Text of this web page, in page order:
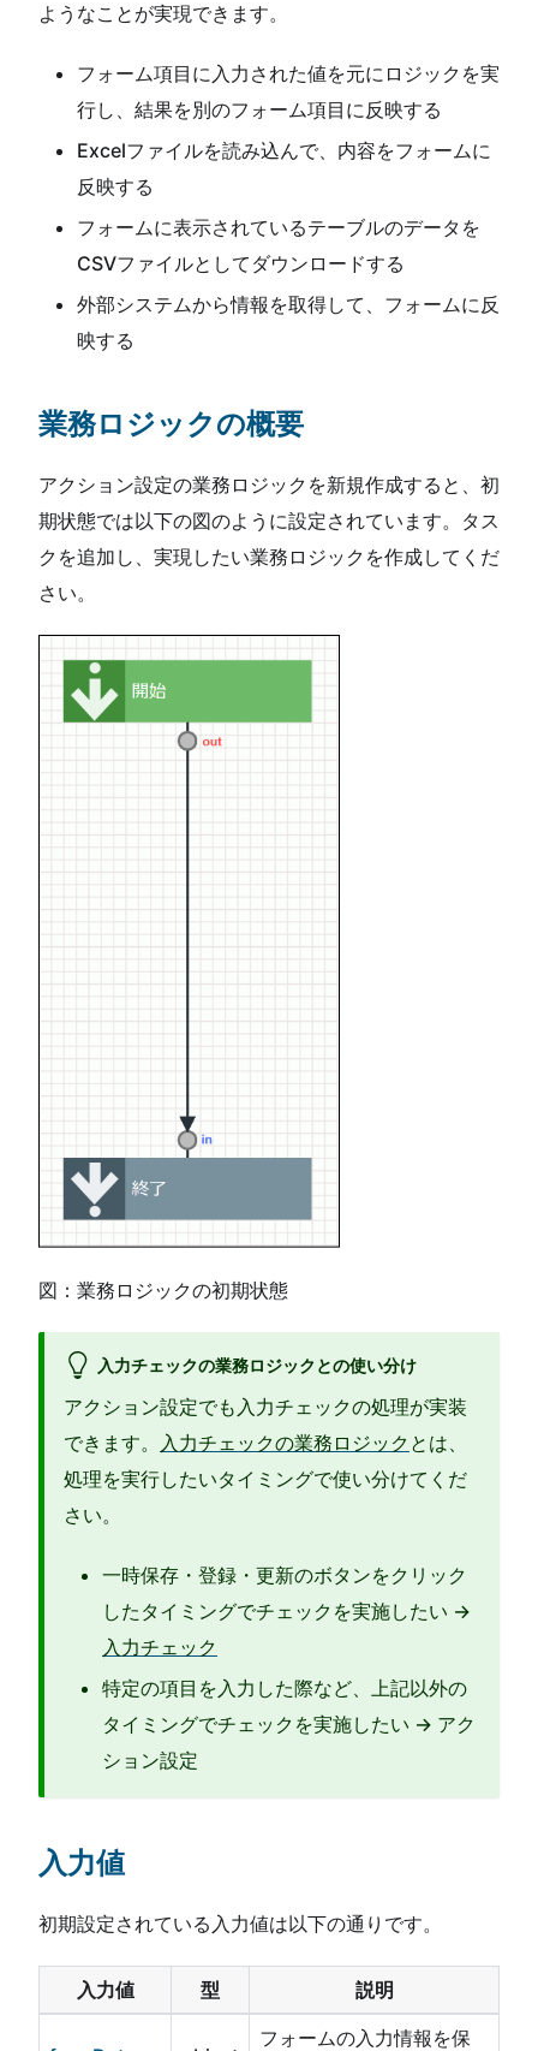
ようなことが実現できます。
フォーム項目に入力された値を元にロジックを実
行し、結果を別のフォーム項目に反映する
Excelファイルを読み込んで、内容をフォームに
反映する
フォームに表示されているテーブルのデータを
CSVファイルとしてダウンロードする
外部システムから情報を取得して、フォームに反
映する
業務ロジックの概要
アクション設定の業務ロジックを新規作成すると、初
期状態では以下の図のように設定されています。タス
クを追加し、実現したい業務ロジックを作成してくだ
さい。
図：業務ロジックの初期状態
入力チェックの業務ロジックとの使い分け
アクション設定でも入力チェックの処理が実装
できます。
入力チェックの業務ロジック とは、
処理を実行したいタイミングで使い分けてくだ
さい。
一時保存・登録・更新のボタンをクリック
したタイミングでチェックを実施したい →
入力チェック
特定の項目を入力した際など、上記以外の
タイミングでチェックを実施したい → アク
ション設定
入力値
初期設定されている入力値は以下の通りです。
入力値 型 説明
フォームの入力情報を保